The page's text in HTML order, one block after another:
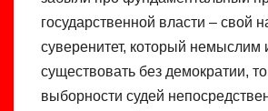
государственной власти – свой
суверенитет, который немыслим
существовать без демократии,
выборности судей